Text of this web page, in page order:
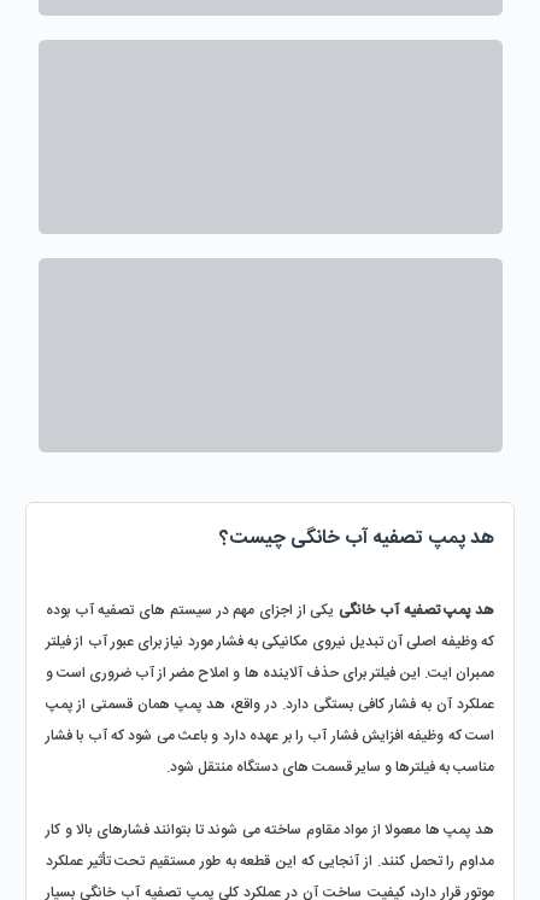
هد پمپ تصفیه آب خانگی چیست؟
هد پمپ تصفیه آب خانگی
که وظیفه اصلی آن تبدیل نیروی مکانیکی به فشار مورد نیاز برای عبور آب از فیلتر
است که وظیفه افزایش فشار آب را بر عهده دارد و باعث می ‌شود که آب با فشار
مناسب به فیلترها و سایر قسمت‌ های دستگاه منتقل شود.
هد پمپ‌ ها معمولا از مواد مقاوم ساخته می ‌شوند تا بتوانند فشارهای بالا و کار
موتور قرار دارد، کیفیت ساخت آن در عملکرد کلی پمپ تصفیه آب خانگی بسیار